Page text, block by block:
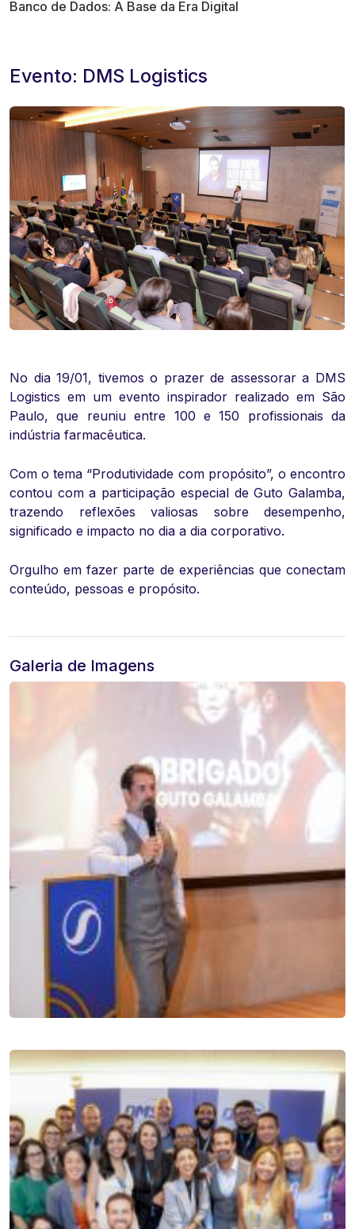
Evento: DMS Logistics
No dia 19/01, tivemos o prazer de assessorar a DMS
Logistics em um evento inspirador realizado em São
Paulo, que reuniu entre 100 e 150 profissionais da
indústria farmacêutica.
Com o tema “Produtividade com propósito”, o encontro
contou com a participação especial de Guto Galamba,
trazendo reflexões valiosas sobre desempenho,
significado e impacto no dia a dia corporativo.
Orgulho em fazer parte de experiências que conectam
conteúdo, pessoas e propósito.
Galeria de Imagens
Banco de Dados: A Base da Era Digital